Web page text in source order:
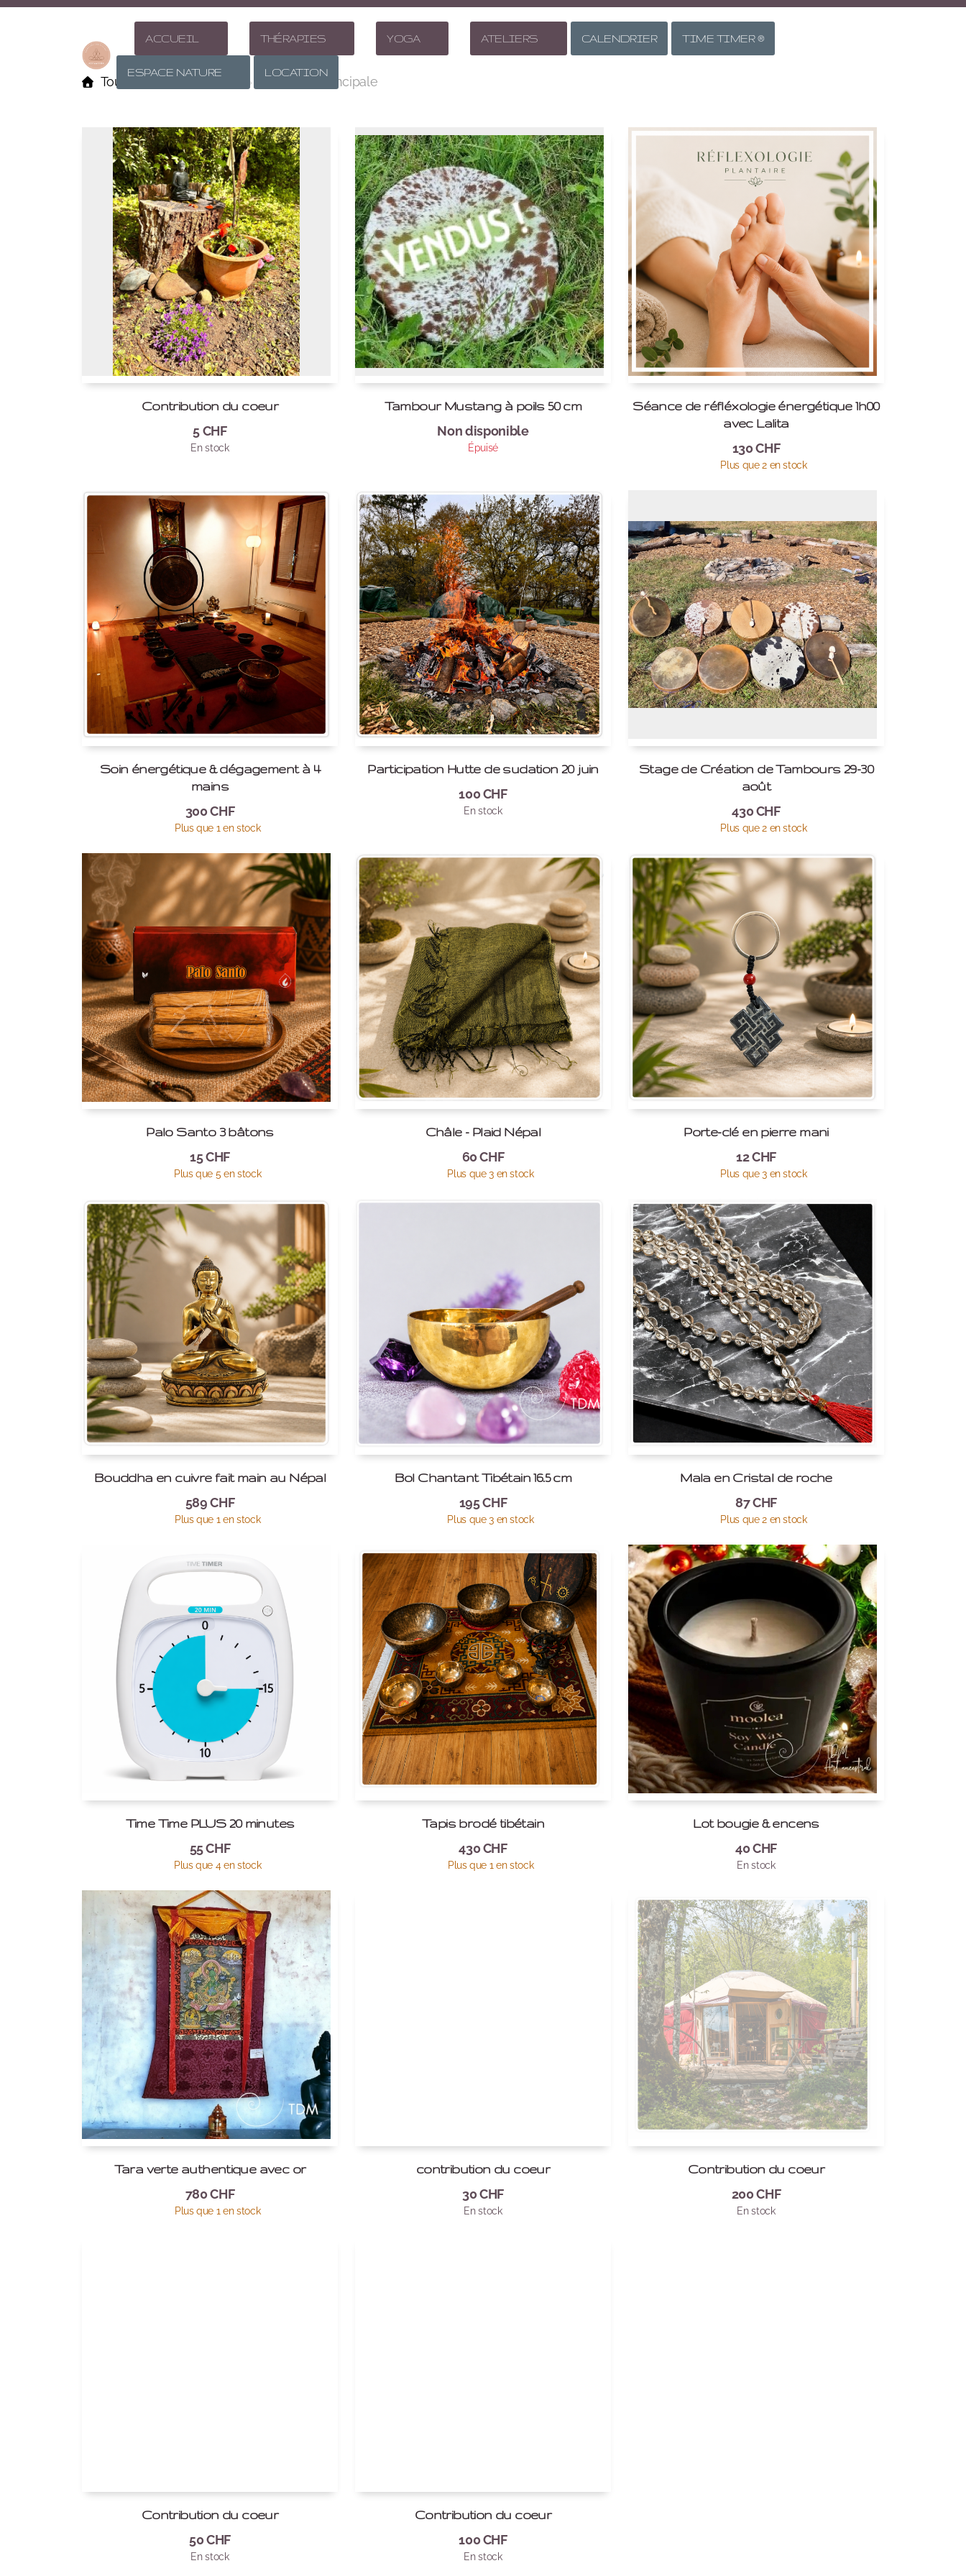
ACCUEIL THÉRAPIES YOGA ATELIERS CALENDRIER TIME TIMER ®
ESPACE NATURE LOCATION
Toutes les contributions Catégorie principale
Contribution du coeur
5CHF
En stock
Tambour Mustang à poils 50 cm
Non disponible
Épuisé
Séance de réfléxologie énergétique 1h00
avec Lalita
130CHF
Plus que 2 en stock
Soin énergétique & dégagement à 4
mains
300CHF
Plus que 1 en stock
Participation Hutte de sudation 20 juin
100CHF
En stock
Stage de Création de Tambours 29-30
août
430CHF
Plus que 2 en stock
Palo Santo 3 bâtons
15CHF
Plus que 5 en stock
Châle - Plaid Népal
60CHF
Plus que 3 en stock
Porte-clé en pierre mani
12CHF
Plus que 3 en stock
Bouddha en cuivre fait main au Népal
589CHF
Plus que 1 en stock
Bol Chantant Tibétain 16.5 cm
195CHF
Plus que 3 en stock
Mala en Cristal de roche
87CHF
Plus que 2 en stock
Time Time PLUS 20 minutes
55CHF
Plus que 4 en stock
Tapis brodé tibétain
430CHF
Plus que 1 en stock
Lot bougie & encens
40CHF
En stock
Tara verte authentique avec or
780CHF
Plus que 1 en stock
contribution du coeur
30CHF
En stock
Contribution du coeur
200CHF
En stock
Contribution du coeur
50CHF
En stock
Contribution du coeur
100CHF
En stock